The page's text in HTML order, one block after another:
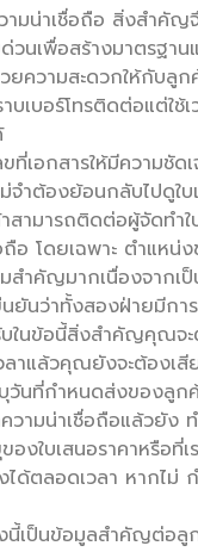
ามน่าเชื่อถือ สิ่งสำคั
นเพื่อสร้างมาตรฐาน
ความสะดวกให้กับลู
เบอร์โทรติดต่อแต่ใ
เอกสารให้มีความชัด
ต้องย้อนกลับไปดูใบ
มารถติดต่อผู้จัดทำใ
อ โดยเฉพาะ ตำแหน่
คัญมากเนื่องจากเป็
นว่าทั้งสองฝ่ายมีก
บในข้อนี้สิ่งสำคัญคุณ
ลาแล้วคุณยังจะต้องเ
วันที่กำหนดส่งของลู
วามน่าเชื่อถือแล้วยัง
ใบเสนอราคาหรือที่
ได้ตลอดเวลา หาก
เป็นข้อมูลสำคัญต่อลู